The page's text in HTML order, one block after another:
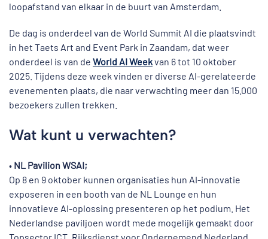
loopafstand van elkaar in de buurt van Amsterdam.
De dag is onderdeel van de World Summit AI die plaatsvindt
in het Taets Art and Event Park in Zaandam, dat weer
onderdeel is van de World AI Weekvan 6 tot 10 oktober
2025. Tijdens deze week vinden er diverse AI-gerelateerde
evenementen plaats, die naar verwachting meer dan 15.000
bezoekers zullen trekken.
Wat kunt u verwachten?
• NL Pavilion WSAI;
Op 8 en 9 oktober kunnen organisaties hun AI-innovatie
exposeren in een booth van de NL Lounge en hun
innovatieve AI-oplossing presenteren op het podium. Het
Nederlandse paviljoen wordt mede mogelijk gemaakt door